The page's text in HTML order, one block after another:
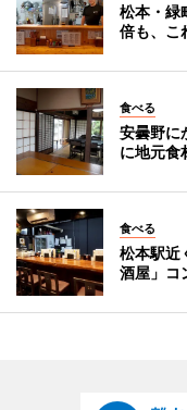
松本・緑
倍も、こ
食べる
安曇野に
に地元食
食べる
松本駅近
酒屋」コ